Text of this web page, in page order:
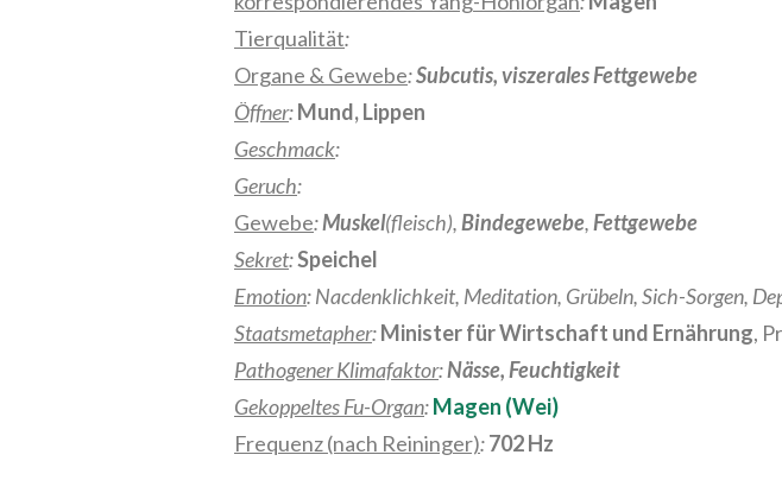
Tierqualität:
Organe & Gewebe:Subcutis, viszerales Fettgewebe
Öffner:Mund, Lippen
Geschmack:
Geruch:
Gewebe:Muskel(fleisch),Bindegewebe,Fettgewebe
Sekret:Speichel
Emotion: Nacdenklichkeit, Meditation, Grübeln, Sich-Sorgen,
Staatsmetapher:Minister für Wirtschaft und Ernährung,
Pathogener Klimafaktor:Nässe, Feuchtigkeit
Gekoppeltes Fu-Organ:Magen (Wei)
Frequenz (nach Reininger):702 Hz